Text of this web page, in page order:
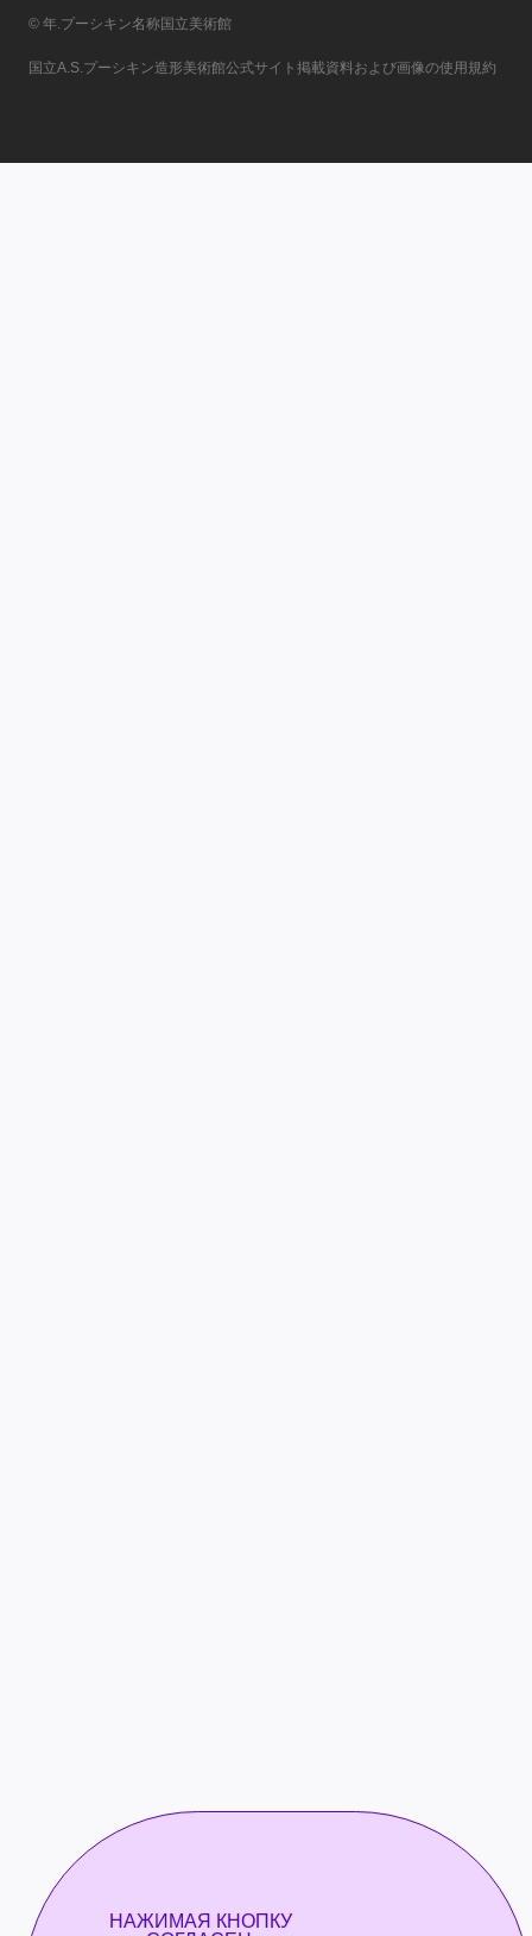
НАЖИМАЯ КНОПКУ
© 年.プーシキン名称国立美術館
国立A.S.プーシキン造形美術館公式サイト掲載資料および画像の使用規約